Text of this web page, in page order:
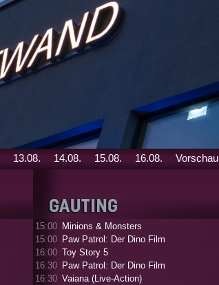
13.08. 14.08. 15.08. 16.08. Vorschau
15:00 Minions & Monsters
15:00 Paw Patrol: Der Dino Film
16:00 Toy Story 5
16:30 Paw Patrol: Der Dino Film
16:30 Vaiana (Live-Action)